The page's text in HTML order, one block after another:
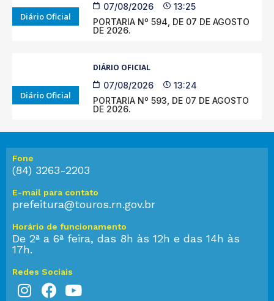
Diário Oficial
07/08/2026
13:25
PORTARIA Nº 594, DE 07 DE AGOSTO
DE 2026.
Diário Oficial
DIÁRIO OFICIAL
07/08/2026
13:24
PORTARIA Nº 593, DE 07 DE AGOSTO
DE 2026.
Fone
(84) 3263-2203
E-mail para contato
prefeitura@touros.rn.gov.br
Horário de funcionamento
De 2ª a 6ª feira, das 8h às 12h e das 14h às
17h.
Redes Sociais